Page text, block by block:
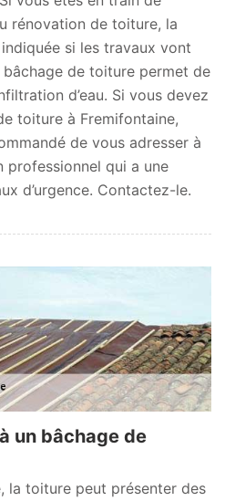
rénovation de toiture, la
si les travaux vont
de toiture permet de
d’eau. Si vous devez
toiture à Fremifontaine,
de vous adresser à
professionnel qui a une
d’urgence. Contactez-le.
un bâchage de
la toiture peut présenter des